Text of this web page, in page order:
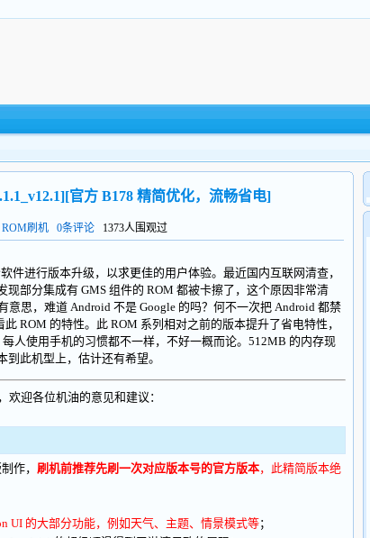
官方 B178 精简优化，流畅省电]
ROM刷机 0条评论 1373人围观过
进行版本升级，以求更佳的用户体验。最近国内互联网清查，
部分集成有 GMS 组件的 ROM 都被卡擦了，这个原因非常清
意思，难道 Android 不是 Google 的吗？何不一次把 Android 都禁
的特性。此 ROM 系列相对之前的版本提升了省电特性，
人使用手机的习惯都不一样，不好一概而论。512MB 的内存现
此机型上，估计还有希望。
迎各位机油的意见和建议：
作， 刷机前推荐先刷一次对应版本号的官方版本，此精简版本绝
UI 的大部分功能，例如天气、主题、情景模式等；